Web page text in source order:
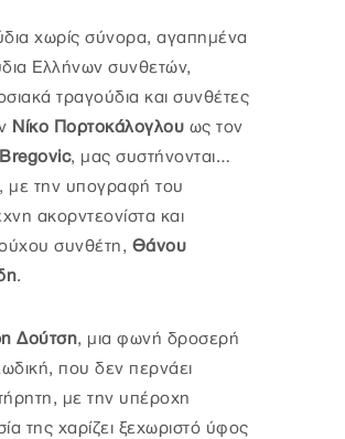
χωρίς σύνορα, αγαπημένα
Ελλήνων συνθετών,
τραγούδια και συνθέτες
Νίκο Πορτοκάλογλου ως τον
, μας συστήνονται…
με την υπογραφή του
ακορντεονίστα και
συνθέτη, Θάνου
.
Δούτση, μια φωνή δροσερή
που δεν περνάει
με την υπέροχη
της χαρίζει ξεχωριστό ύφος